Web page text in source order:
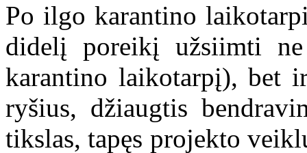
Po ilgo karantino
didelį poreikį užsiimti
karantino laikotarpį), bet
ryšius, džiaugtis
tikslas, tapęs projekto